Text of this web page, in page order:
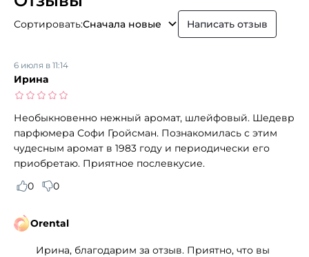
Сортировать:Сначала новые Написать отзыв
Ирина
6 июля в 11:14
Необыкновенно нежный аромат, шлейфовый. Шедевр
парфюмера Софи Гройсман. Познакомилась с этим
чудесным аромат в 1983 году и периодически его
приобретаю. Приятное послевкусие.
0
0
Orental
Ирина, благодарим за отзыв. Приятно, что вы